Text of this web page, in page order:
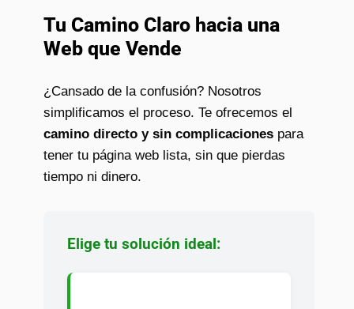
Tu Camino Claro hacia una
Web que Vende
¿Cansado de la confusión? Nosotros
simplificamos el proceso. Te ofrecemos el
camino directo y sin complicaciones para
tener tu página web lista, sin que pierdas
tiempo ni dinero.
Elige tu solución ideal: